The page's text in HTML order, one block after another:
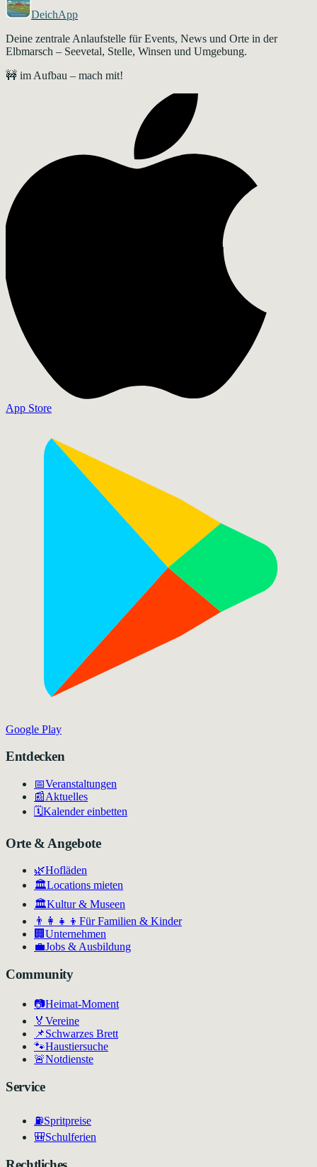
DeichApp
Deine zentrale Anlaufstelle für Events, News und Orte in der
Elbmarsch – Seevetal, Stelle, Winsen und Umgebung.
🚧 im Aufbau – mach mit!
App Store
Google Play
Entdecken
📅Veranstaltungen
📰Aktuelles
🗓️Kalender einbetten
Orte & Angebote
🌿Hofläden
🏛️Locations mieten
🏛Kultur & Museen
👨‍👩‍👧‍👦 Für Familien & Kinder
🏢 Unternehmen
💼Jobs & Ausbildung
Community
📷Heimat-Moment
🏅 Vereine
📌Schwarzes Brett
🐾Haustiersuche
🚨Notdienste
Service
⛽Spritpreise
🎒Schulferien